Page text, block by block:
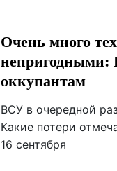
Очень много
оккупантам
ВСУ в очередной
Какие потери
16 сентября